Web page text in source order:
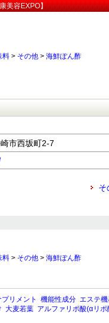
美容EXPO】
料 > その他 > 海鮮ぽん酢
市西坂町2-7
そ
料 > その他 > 海鮮ぽん酢
プリメント 機能性成分 エステ
大麦若葉 アルファリポ酸(αリポ